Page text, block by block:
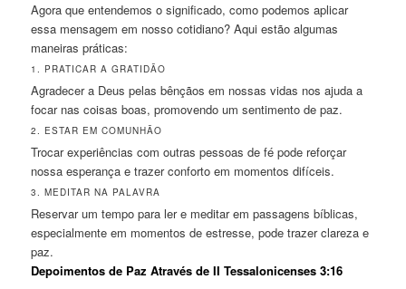
Agora que entendemos o significado, como podemos aplicar
essa mensagem em nosso cotidiano? Aqui estão algumas
maneiras práticas:
1. PRATICAR A GRATIDÃO
Agradecer a Deus pelas bênçãos em nossas vidas nos ajuda a
focar nas coisas boas, promovendo um sentimento de paz.
2. ESTAR EM COMUNHÃO
Trocar experiências com outras pessoas de fé pode reforçar
nossa esperança e trazer conforto em momentos difíceis.
3. MEDITAR NA PALAVRA
Reservar um tempo para ler e meditar em passagens bíblicas,
especialmente em momentos de estresse, pode trazer clareza e
paz.
Depoimentos de Paz Através de II Tessalonicenses 3:16